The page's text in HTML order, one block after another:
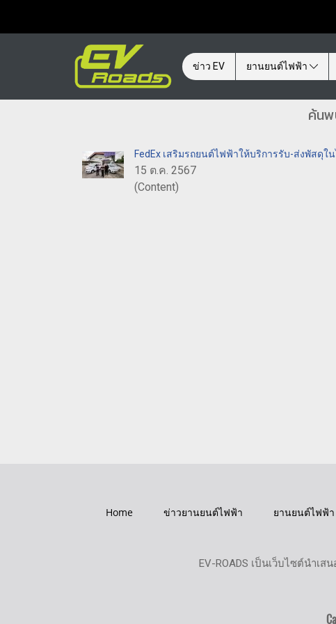
ข่าว EV ยานยนต์ไฟฟ้า
ค้นพ
FedEx เสริมรถยนต์ไฟฟ้าให้บริการรับ-ส่งพัสดุ
15 ต.ค. 2567
(Content)
Home ข่าวยานยนต์ไฟฟ้า ยานยนต์ไฟฟ้า
EV-ROADS เป็นเว็บไซต์นำ